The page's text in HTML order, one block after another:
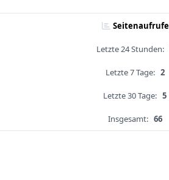
Letzte 24 Stunden:
Letzte 7 Tage: 2
Letzte 30 Tage: 5
Insgesamt: 66